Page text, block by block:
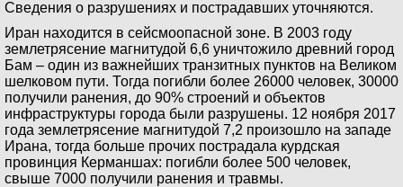
Сведения о разрушениях и пострадавших уточняются.
Иран находится в сейсмоопасной зоне. В 2003 году
землетрясение магнитудой 6,6 уничтожило древний город
Бам – один из важнейших транзитных пунктов на Великом
шелковом пути. Тогда погибли более 26000 человек, 30000
получили ранения, до 90% строений и объектов
инфраструктуры города были разрушены. 12 ноября 2017
года землетрясение магнитудой 7,2 произошло на западе
Ирана, тогда больше прочих пострадала курдская
провинция Керманшах: погибли более 500 человек,
свыше 7000 получили ранения и травмы.